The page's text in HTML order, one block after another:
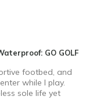
GO GOLF
footbed, and
while I play.
sole life yet